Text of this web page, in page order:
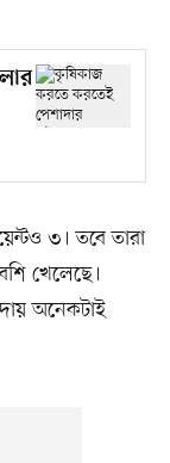
৩। তবে তারা
খেলেছে।
অনেকটাই